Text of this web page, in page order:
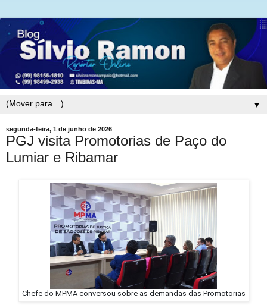
▼
segunda-feira, 1 de junho de 2026
PGJ visita Promotorias de Paço do
Lumiar e Ribamar
Chefe do MPMA conversou sobre as demandas das Promotorias